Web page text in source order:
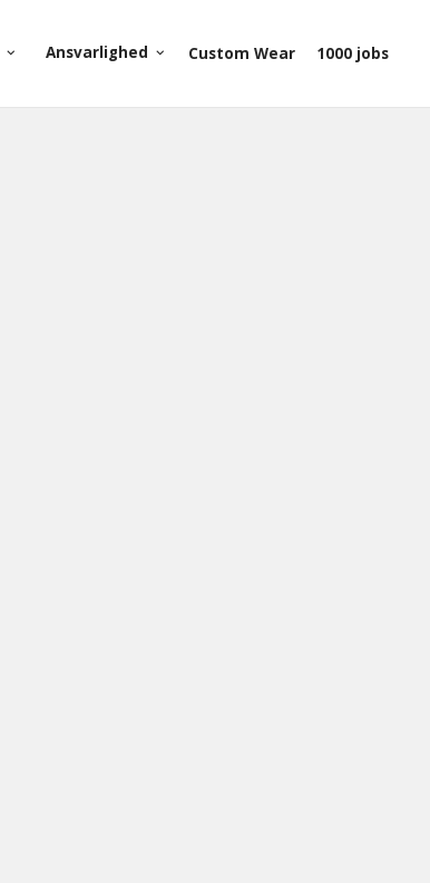
keyboard_arrow_down Ansvarlighed keyboard_arrow_down Custom Wear 1000 jobs